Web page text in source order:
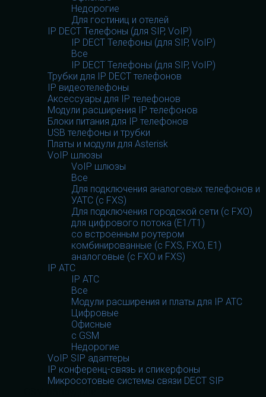
Недорогие
Для гостиниц и отелей
IP DECT Телефоны (для SIP, VoIP)
IP DECT Телефоны (для SIP, VoIP)
Все
IP DECT Телефоны (для SIP, VoIP)
Трубки для IP DECT телефонов
IP видеотелефоны
Аксессуары для IP телефонов
Модули расширения IP телефонов
Блоки питания для IP телефонов
USB телефоны и трубки
Платы и модули для Asterisk
VoIP шлюзы
VoIP шлюзы
Все
Для подключения аналоговых телефонов и
УАТС (с FXS)
Для подключения городской сети (с FXO)
для цифрового потока (E1/T1)
со встроенным роутером
комбинированные (c FXS, FXO, E1)
аналоговые (с FXO и FXS)
IP АТС
IP АТС
Все
Модули расширения и платы для IP АТС
Цифровые
Офисные
с GSM
Недорогие
VoIP SIP адаптеры
IP конференц-связь и спикерфоны
Микросотовые системы связи DECT SIP